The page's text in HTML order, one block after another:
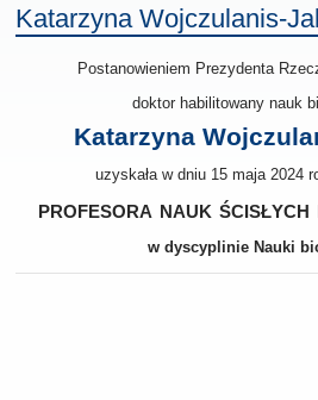
Katarzyna Wojczulanis-
Postanowieniem Prezydenta
doktor habilitowany nauk
Katarzyna
uzyskała w dniu 15 maja 2024
profesora nauk
w dyscyplinie Nauki